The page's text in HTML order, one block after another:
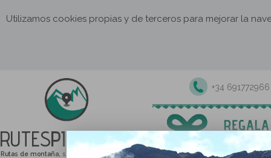
Utilizamos cookies propias y de terceros para mejorar la
RUTESPIRINEUS
Rutas de montaña, senderismo y excursiones
+34 691772966